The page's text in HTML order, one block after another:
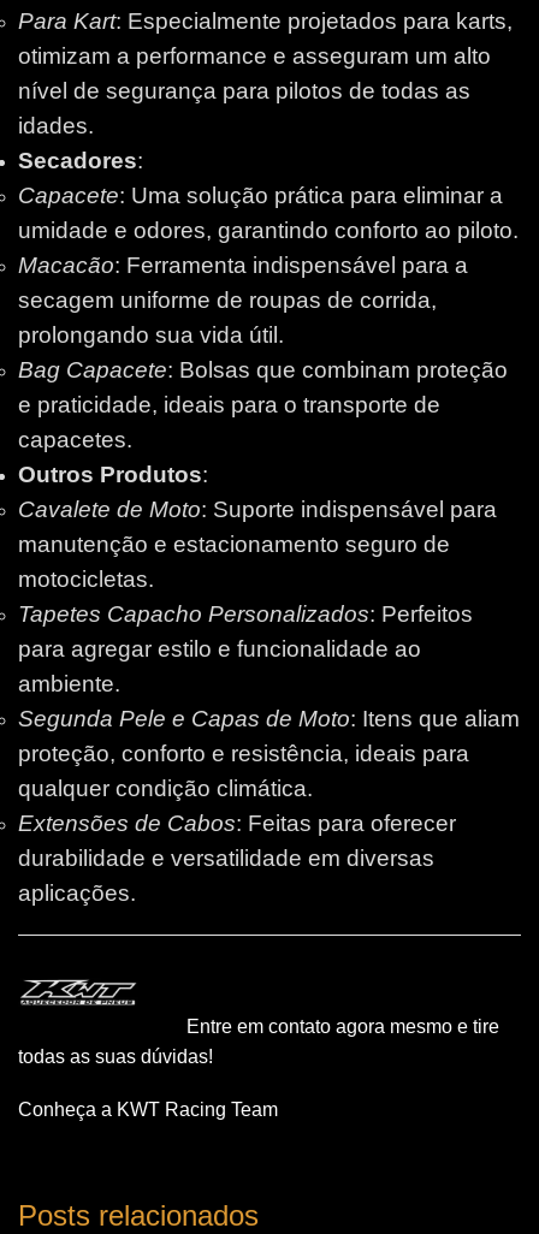
Para Kart: Especialmente projetados para karts,
otimizam a performance e asseguram um alto
nível de segurança para pilotos de todas as
idades.
Secadores:
Capacete: Uma solução prática para eliminar a
umidade e odores, garantindo conforto ao piloto.
Macacão: Ferramenta indispensável para a
secagem uniforme de roupas de corrida,
prolongando sua vida útil.
Bag Capacete: Bolsas que combinam proteção
e praticidade, ideais para o transporte de
capacetes.
Outros Produtos:
Cavalete de Moto: Suporte indispensável para
manutenção e estacionamento seguro de
motocicletas.
Tapetes Capacho Personalizados: Perfeitos
para agregar estilo e funcionalidade ao
ambiente.
Segunda Pele e Capas de Moto: Itens que aliam
proteção, conforto e resistência, ideais para
qualquer condição climática.
Extensões de Cabos: Feitas para oferecer
durabilidade e versatilidade em diversas
aplicações.
Entre em contato agora mesmo e tire
todas as suas dúvidas!
Conheça a KWT Racing Team
Posts relacionados